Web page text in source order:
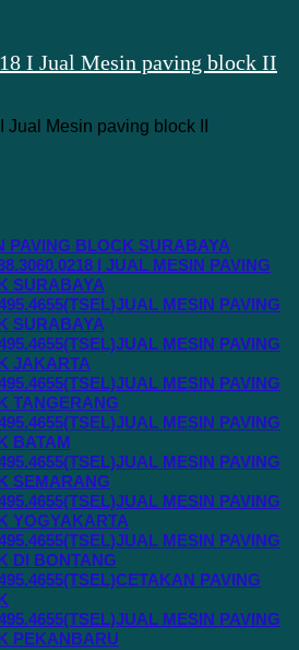
PAVING BLOCK SURABAYA
I JUAL MESIN PAVING
SURABAYA
MESIN PAVING
SURABAYA
MESIN PAVING
JAKARTA
MESIN PAVING
TANGERANG
MESIN PAVING
BATAM
MESIN PAVING
SEMARANG
MESIN PAVING
YOGYAKARTA
MESIN PAVING
DI BONTANG
PAVING
MESIN PAVING
PEKANBARU